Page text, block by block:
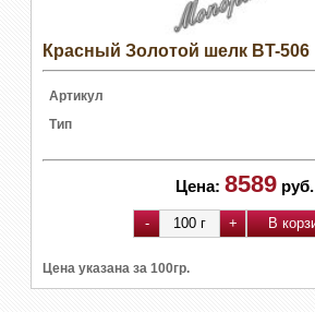
Красный Золотой шелк BT-506
Артикул
Тип
Цена: 8589 руб.
Цена указана за 100гр.